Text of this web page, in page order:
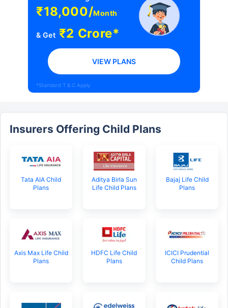
₹18,000/Month
& Get₹2 Crore*
VIEW PLANS
*Standard T & C Apply
Insurers Offering Child Plans
Tata AIA Child
Plans
Aditya Birla Sun
Life Child Plans
Bajaj Life Child
Plans
Axis Max Life Child
Plans
HDFC Life Child
Plans
ICICI Prudential
Child Plans